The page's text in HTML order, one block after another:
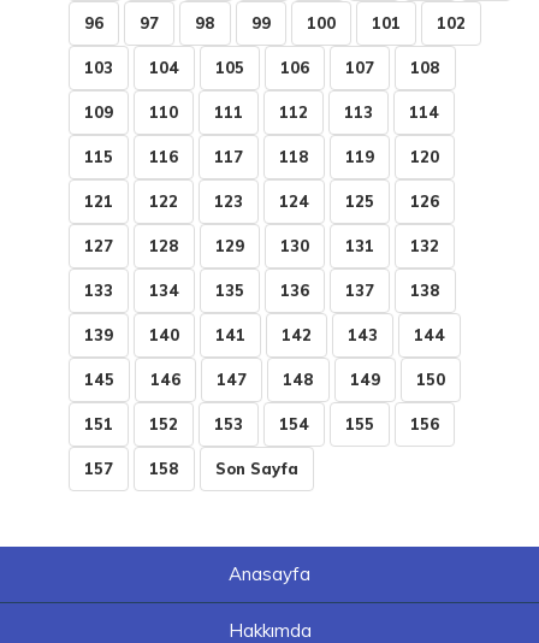
96 97 98 99 100 101 102
103 104 105 106 107 108
109 110 111 112 113 114
115 116 117 118 119 120
121 122 123 124 125 126
127 128 129 130 131 132
133 134 135 136 137 138
139 140 141 142 143 144
145 146 147 148 149 150
151 152 153 154 155 156
157 158 Son Sayfa
Anasayfa
Hakkımda